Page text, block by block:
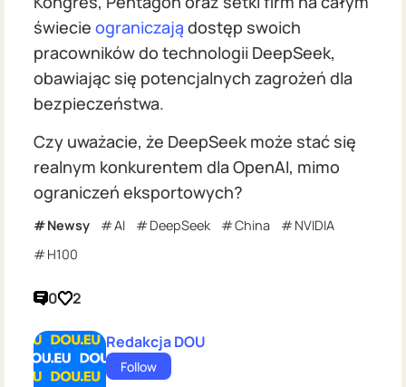
świecie ograniczają dostęp swoich
pracowników do technologii DeepSeek,
obawiając się potencjalnych zagrożeń dla
bezpieczeństwa.
Czy uważacie, że DeepSeek może stać się
realnym konkurentem dla OpenAI, mimo
ograniczeń eksportowych?
Newsy AI DeepSeek China
NVIDIA
H100
0 2
Redakcja DOU
Follow